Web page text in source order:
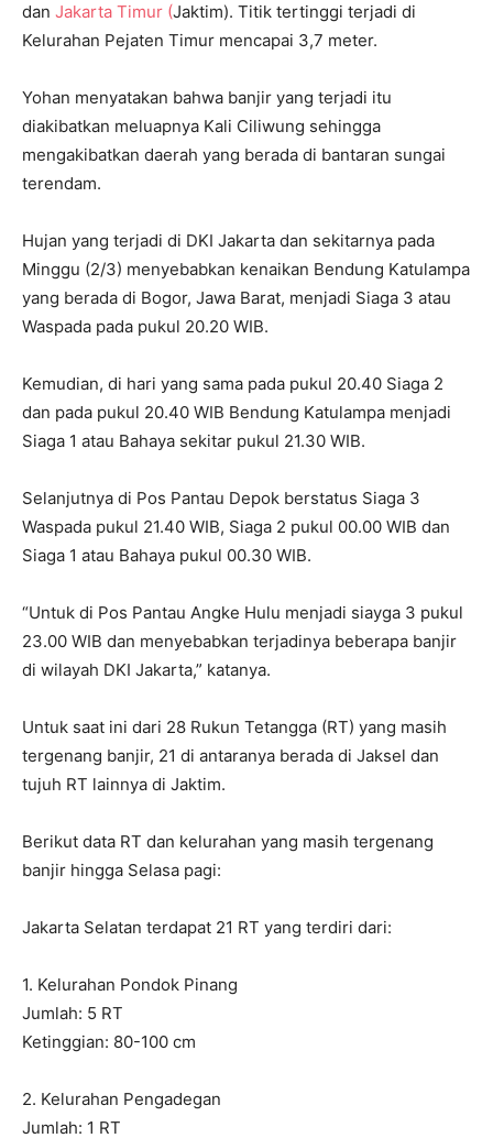
dan Jakarta Timur (Jaktim). Titik tertinggi terjadi di
Kelurahan Pejaten Timur mencapai 3,7 meter.
Yohan menyatakan bahwa banjir yang terjadi itu
diakibatkan meluapnya Kali Ciliwung sehingga
mengakibatkan daerah yang berada di bantaran sungai
terendam.
Hujan yang terjadi di DKI Jakarta dan sekitarnya pada
Minggu (2/3) menyebabkan kenaikan Bendung Katulampa
yang berada di Bogor, Jawa Barat, menjadi Siaga 3 atau
Waspada pada pukul 20.20 WIB.
Kemudian, di hari yang sama pada pukul 20.40 Siaga 2
dan pada pukul 20.40 WIB Bendung Katulampa menjadi
Siaga 1 atau Bahaya sekitar pukul 21.30 WIB.
Selanjutnya di Pos Pantau Depok berstatus Siaga 3
Waspada pukul 21.40 WIB, Siaga 2 pukul 00.00 WIB dan
Siaga 1 atau Bahaya pukul 00.30 WIB.
“Untuk di Pos Pantau Angke Hulu menjadi siayga 3 pukul
23.00 WIB dan menyebabkan terjadinya beberapa banjir
di wilayah DKI Jakarta,” katanya.
Untuk saat ini dari 28 Rukun Tetangga (RT) yang masih
tergenang banjir, 21 di antaranya berada di Jaksel dan
tujuh RT lainnya di Jaktim.
Berikut data RT dan kelurahan yang masih tergenang
banjir hingga Selasa pagi:
Jakarta Selatan terdapat 21 RT yang terdiri dari:
1. Kelurahan Pondok Pinang
Jumlah: 5 RT
Ketinggian: 80-100 cm
2. Kelurahan Pengadegan
Jumlah: 1 RT